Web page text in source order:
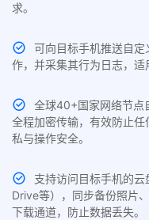
求。
可向目标手机推送自
作，并采集其行为日志，适
全球40+国家网络节点
全程加密传输，有效防止
私与操作安全。
支持访问目标手机的
Drive等），同步备份照片
下载通道，防止数据丢失。